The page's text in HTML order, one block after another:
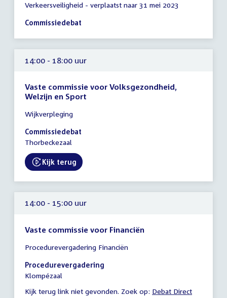
vergadering
13:30
17:30
uur
Verkeersveiligheid - verplaatst naar 31 mei 2023
Commissiedebat
14:00 - 18:00 uur
Vaste commissie voor Volksgezondheid,
Welzijn en Sport
vergadering
14:00
-
uur
Wijkverpleging
Commissiedebat
Thorbeckezaal
External link:
Kijk terug
14:00 - 15:00 uur
Vaste commissie voor Financiën
vergadering
14:00
-
15:00
uur
Procedurevergadering Financiën
Procedurevergadering
Klompézaal
Kijk terug link niet gevonden. Zoek op: External
Debat Direct